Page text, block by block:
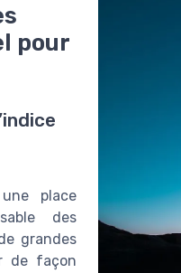
pour
place
des
grandes
de façon